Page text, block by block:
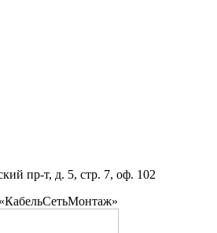
пр-т, д. 5, стр. 7, оф. 102